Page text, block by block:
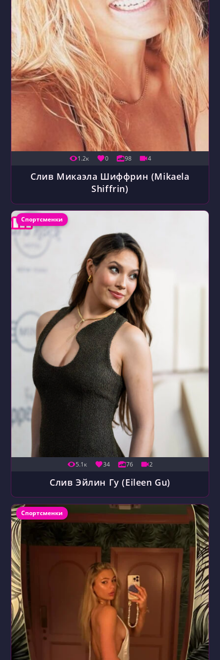
1.2к 0 98 4
Слив Микаэла Шиффрин (Mikaela
Shiffrin)
5.1к 34 76 2
Слив Эйлин Гу (Eileen Gu)
Рубрика записи:
Спортсменки
Рубрика записи:
Спортсменки